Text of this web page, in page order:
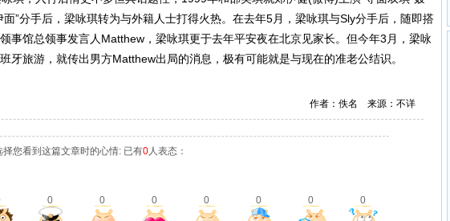
面”分手后，梁咏琪转为与外籍人士打得火热。在去年5月，梁咏琪与Sly分手后，随即搭
领事馆总领事发言人Matthew，梁咏琪更于去年平安夜在北京见家长。但今年3月，梁咏
牙旅游，就传出男方Matthew出局的消息，极有可能就是与现在的准老公结识。
作者：佚名 来源：不详
择您看到这篇文章时的心情: 已有0人表态：
0 0 0 0 0 0 0